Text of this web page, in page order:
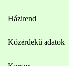
Házirend
Közérdekű adatok